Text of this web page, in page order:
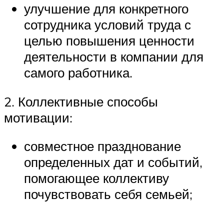
улучшение для конкретного
сотрудника условий труда с
целью повышения ценности
деятельности в компании для
самого работника.
2. Коллективные способы
мотивации:
совместное празднование
определенных дат и событий,
помогающее коллективу
почувствовать себя семьей;